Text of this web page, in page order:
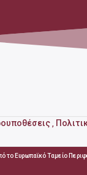
,
Ευρωπαϊκό Ταμείο